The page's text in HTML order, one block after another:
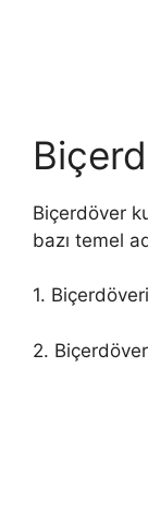
Biçerdöver
bazı temel
1.
2.